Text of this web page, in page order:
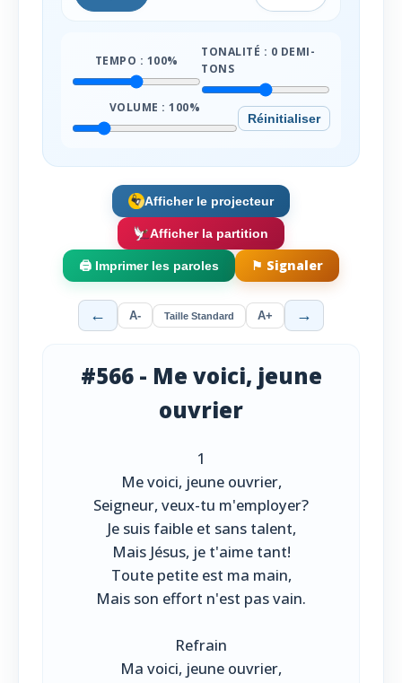
TEMPO : 100%
TONALITÉ : 0 DEMI-
TONS
VOLUME :100%
Réinitialiser
Afficher le projecteur
Afficher la partition
🖨️ Imprimer les paroles ⚑ Signaler
← A- Taille Standard A+ →
#566 - Me voici, jeune
ouvrier
1
Me voici, jeune ouvrier,
Seigneur, veux-tu m'employer?
Je suis faible et sans talent,
Mais Jésus, je t'aime tant!
Toute petite est ma main,
Mais son effort n'est pas vain.
Refrain
Ma voici, jeune ouvrier,